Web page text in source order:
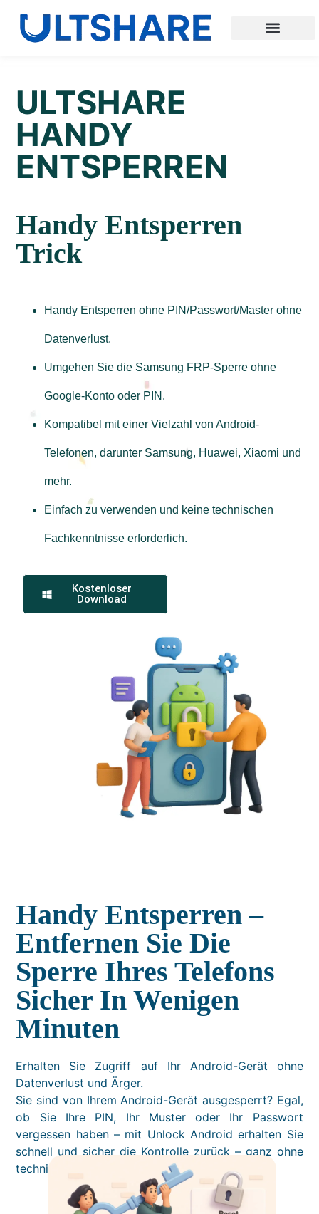
ULTSHARE
HANDY
ENTSPERREN
Handy Entsperren
Trick
Handy Entsperren ohne PIN/Passwort/Master ohne
Datenverlust.
Umgehen Sie die Samsung FRP-Sperre ohne
Google-Konto oder PIN.
Kompatibel mit einer Vielzahl von Android-
Telefonen, darunter Samsung, Huawei, Xiaomi und
mehr.
Einfach zu verwenden und keine technischen
Fachkenntnisse erforderlich.
Kostenloser
Download
Handy Entsperren –
Entfernen Sie Die
Sperre Ihres Telefons
Sicher In Wenigen
Minuten
Erhalten Sie Zugriff auf Ihr Android-Gerät ohne
Datenverlust und Ärger.
Sie sind von Ihrem Android-Gerät ausgesperrt? Egal,
ob Sie Ihre PIN, Ihr Muster oder Ihr Passwort
vergessen haben – mit Unlock Android erhalten Sie
schnell und sicher die Kontrolle zurück – ganz ohne
technische Kenntnisse.